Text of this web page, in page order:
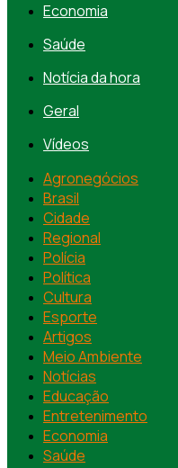
Economia
Saúde
Notícia da hora
Geral
Vídeos
Agronegócios
Brasil
Cidade
Regional
Polícia
Política
Cultura
Esporte
Artigos
Meio Ambiente
Notícias
Educação
Entretenimento
Economia
Saúde